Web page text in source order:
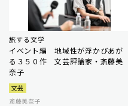
旅する文学
イベント編 地域性が浮かびあが
る３５０作 文芸評論家・斎藤美
奈子
文芸
斎藤美奈子